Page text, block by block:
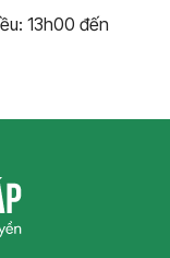
13h00 đến